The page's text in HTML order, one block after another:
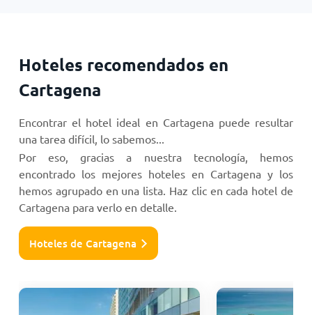
Hoteles recomendados en
Cartagena
Encontrar el hotel ideal en Cartagena puede resultar
una tarea difícil, lo sabemos...
Por eso, gracias a nuestra tecnología, hemos
encontrado los mejores hoteles en Cartagena y los
hemos agrupado en una lista. Haz clic en cada hotel de
Cartagena para verlo en detalle.
Hoteles de Cartagena